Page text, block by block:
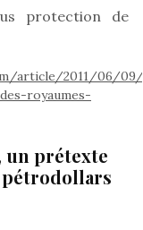
protection de
article/2011/06/
royaumes-
un prétexte